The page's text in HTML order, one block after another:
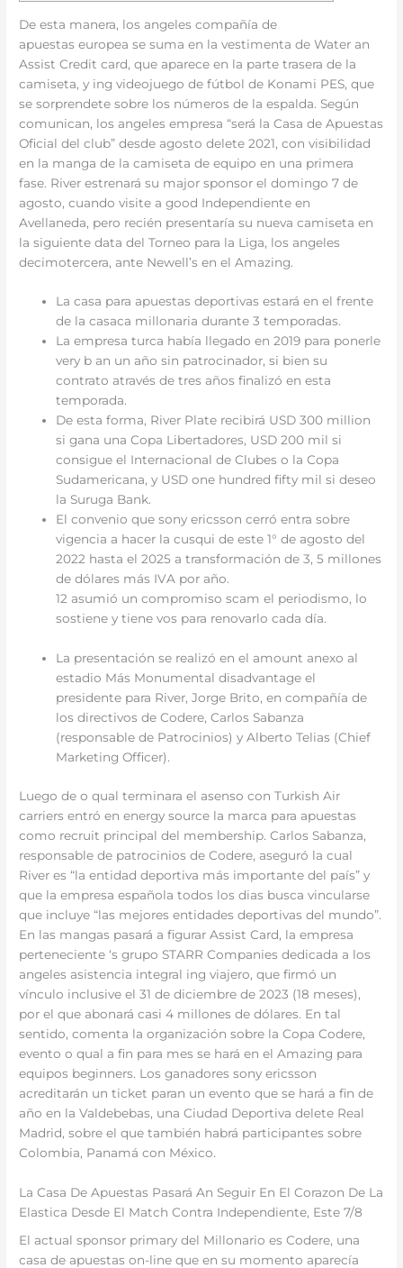
De esta manera, los angeles compañía de
apuestas europea se suma en la vestimenta de Water an
Assist Credit card, que aparece en la parte trasera de la
camiseta, y ing videojuego de fútbol de Konami PES, que
se sorprendete sobre los números de la espalda. Según
comunican, los angeles empresa “será la Casa de Apuestas
Oficial del club” desde agosto delete 2021, con visibilidad
en la manga de la camiseta de equipo en una primera
fase. River estrenará su major sponsor el domingo 7 de
agosto, cuando visite a good Independiente en
Avellaneda, pero recién presentaría su nueva camiseta en
la siguiente data del Torneo para la Liga, los angeles
decimotercera, ante Newell’s en el Amazing.
La casa para apuestas deportivas estará en el frente
de la casaca millonaria durante 3 temporadas.
La empresa turca había llegado en 2019 para ponerle
very b an un año sin patrocinador, si bien su
contrato através de tres años finalizó en esta
temporada.
De esta forma, River Plate recibirá USD 300 million
si gana una Copa Libertadores, USD 200 mil si
consigue el Internacional de Clubes o la Copa
Sudamericana, y USD one hundred fifty mil si deseo
la Suruga Bank.
El convenio que sony ericsson cerró entra sobre
vigencia a hacer la cusqui de este 1° de agosto del
2022 hasta el 2025 a transformación de 3, 5 millones
de dólares más IVA por año.
12 asumió un compromiso scam el periodismo, lo
sostiene y tiene vos para renovarlo cada día.
La presentación se realizó en el amount anexo al
estadio Más Monumental disadvantage el
presidente para River, Jorge Brito, en compañía de
los directivos de Codere, Carlos Sabanza
(responsable de Patrocinios) y Alberto Telias (Chief
Marketing Officer).
Luego de o qual terminara el asenso con Turkish Air
carriers entró en energy source la marca para apuestas
como recruit principal del membership. Carlos Sabanza,
responsable de patrocinios de Codere, aseguró la cual
River es “la entidad deportiva más importante del país” y
que la empresa española todos los dias busca vincularse
que incluye “las mejores entidades deportivas del mundo”.
En las mangas pasará a figurar Assist Card, la empresa
perteneciente ‘s grupo STARR Companies dedicada a los
angeles asistencia integral ing viajero, que firmó un
vínculo inclusive el 31 de diciembre de 2023 (18 meses),
por el que abonará casi 4 millones de dólares. En tal
sentido, comenta la organización sobre la Copa Codere,
evento o qual a fin para mes se hará en el Amazing para
equipos beginners. Los ganadores sony ericsson
acreditarán un ticket paran un evento que se hará a fin de
año en la Valdebebas, una Ciudad Deportiva delete Real
Madrid, sobre el que también habrá participantes sobre
Colombia, Panamá con México.
La Casa De Apuestas Pasará An Seguir En El Corazon De La
Elastica Desde El Match Contra Independiente, Este 7/8
El actual sponsor primary del Millonario es Codere, una
casa de apuestas on-line que en su momento aparecía